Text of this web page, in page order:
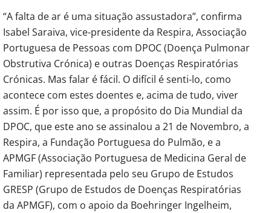
“A falta de ar é uma situação assustadora”, confirma
Isabel Saraiva, vice-presidente da Respira, Associação
Portuguesa de Pessoas com DPOC (Doença Pulmonar
Obstrutiva Crónica) e outras Doenças Respiratórias
Crónicas. Mas falar é fácil. O difícil é senti-lo, como
acontece com estes doentes e, acima de tudo, viver
assim. É por isso que, a propósito do Dia Mundial da
DPOC, que este ano se assinalou a 21 de Novembro, a
Respira, a Fundação Portuguesa do Pulmão, e a
APMGF (Associação Portuguesa de Medicina Geral de
Familiar) representada pelo seu Grupo de Estudos
GRESP (Grupo de Estudos de Doenças Respiratórias
da APMGF), com o apoio da Boehringer Ingelheim,